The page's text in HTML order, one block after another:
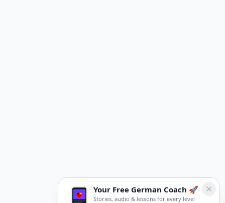
Your Free German Coach 🚀
Stories, audio & lessons for every level